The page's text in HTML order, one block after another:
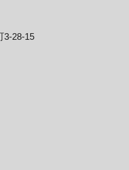
3-28-15